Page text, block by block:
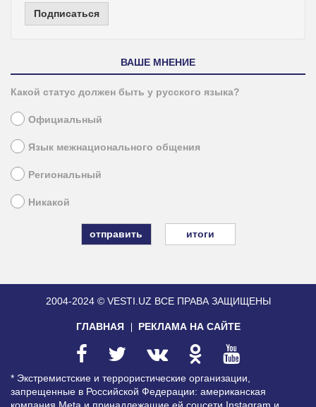
Подписаться
ВАШЕ МНЕНИЕ
Какой статус должен быть у русского языка?
Официальный
Язык межнационального общения
Региональный
Никакой
итоги
2004-2024 © VESTI.UZ ВСЕ ПРАВА ЗАЩИЩЕНЫ
ГЛАВНАЯ РЕКЛАМА НА САЙТЕ
* Экстремистские и террористические организации,
запрещенные в Российской Федерации: американская